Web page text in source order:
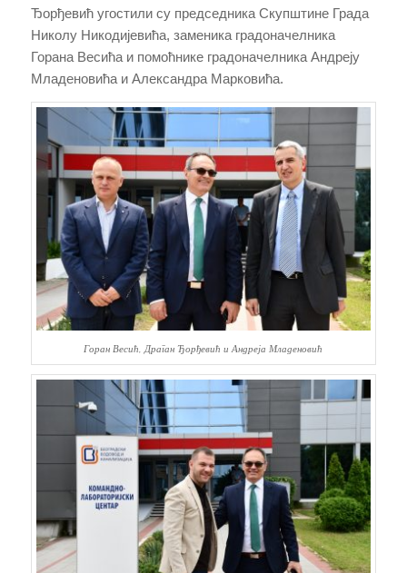
Ђорђевић угостили су председника Скупштине Града
Николу Никодијевића, заменика градоначелника
Горана Весића и помоћнике градоначелника Андреју
Младеновића и Александра Марковића.
Горан Весић, Драган Ђорђевић и Андреја Младеновић